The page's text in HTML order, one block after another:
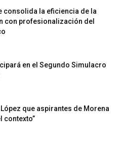
consolida la eficiencia de la
con profesionalización del
en el Segundo Simulacro
que aspirantes de Morena
contexto”